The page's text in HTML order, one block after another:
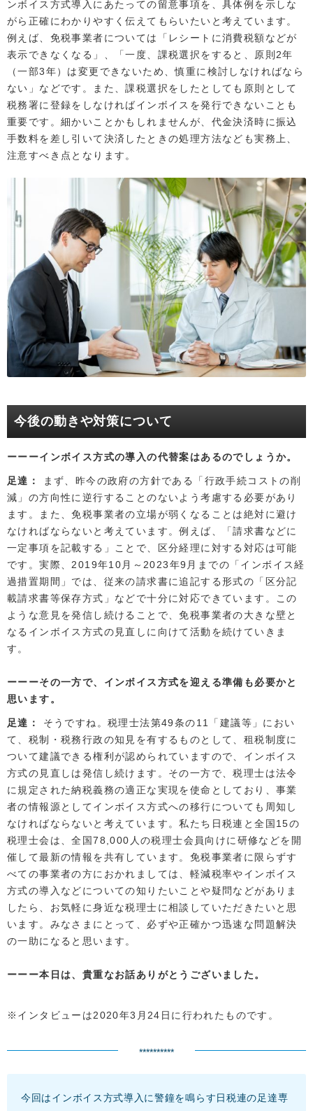
ンボイス方式導入にあたっての留意事項を、具体例を示しな
がら正確にわかりやすく伝えてもらいたいと考えています。
例えば、免税事業者については「レシートに消費税額などが
表示できなくなる」、「一度、課税選択をすると、原則2年
（一部3年）は変更できないため、慎重に検討しなければなら
ない」などです。また、課税選択をしたとしても原則として
税務署に登録をしなければインボイスを発行できないことも
重要です。細かいことかもしれませんが、代金決済時に振込
手数料を差し引いて決済したときの処理方法なども実務上、
注意すべき点となります。
今後の動きや対策について
インボイス方式の導入の代替案はあるのでしょうか。
足達
まず、昨今の政府の方針である「行政手続コストの削
減」の方向性に逆行することのないよう考慮する必要があり
ます。また、免税事業者の立場が弱くなることは絶対に避け
なければならないと考えています。例えば、「請求書などに
一定事項を記載する」ことで、区分経理に対する対応は可能
です。実際、2019年10月～2023年9月までの「インボイス経
過措置期間」では、従来の請求書に追記する形式の「区分記
載請求書等保存方式」などで十分に対応できています。この
ような意見を発信し続けることで、免税事業者の大きな壁と
なるインボイス方式の見直しに向けて活動を続けていきま
す。
その一方で、インボイス方式を迎える準備も必要かと
思います。
足達
そうですね。税理士法第49条の11「建議等」におい
て、税制・税務行政の知見を有するものとして、租税制度に
ついて建議できる権利が認められていますので、インボイス
方式の見直しは発信し続けます。その一方で、税理士は法令
に規定された納税義務の適正な実現を使命としており、事業
者の情報源としてインボイス方式への移行についても周知し
なければならないと考えています。私たち日税連と全国15の
税理士会は、全国78,000人の税理士会員向けに研修などを開
催して最新の情報を共有しています。免税事業者に限らずす
べての事業者の方におかれましては、軽減税率やインボイス
方式の導入などについての知りたいことや疑問などがありま
したら、お気軽に身近な税理士に相談していただきたいと思
います。みなさまにとって、必ずや正確かつ迅速な問題解決
の一助になると思います。
本日は、貴重なお話ありがとうございました。
※インタビューは2020年3月24日に行われたものです。
**********
今回はインボイス方式導入に警鐘を鳴らす日税連の足達専